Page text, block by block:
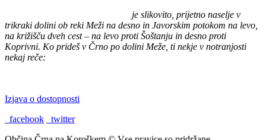
je slikovito, prijetno naselje v
trikraki dolini ob reki Meži na desno in Javorskim potokom na levo,
na križišču dveh cest – na levo proti Šoštanju in desno proti
Koprivni. Ko prideš v Črno po dolini Meže, ti nekje v notranjosti
nekaj reče:
Izjava o dostopnosti
facebook
twitter